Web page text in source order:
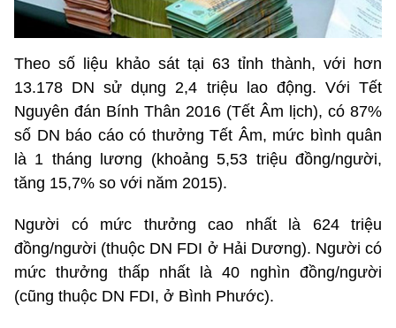
Theo số liệu khảo sát tại 63 tỉnh thành, với hơn
13.178 DN sử dụng 2,4 triệu lao động. Với Tết
Nguyên đán Bính Thân 2016 (Tết Âm lịch), có 87%
số DN báo cáo có thưởng Tết Âm, mức bình quân
là 1 tháng lương (khoảng 5,53 triệu đồng/người,
tăng 15,7% so với năm 2015).
Người có mức thưởng cao nhất là 624 triệu
đồng/người (thuộc DN FDI ở Hải Dương). Người có
mức thưởng thấp nhất là 40 nghìn đồng/người
(cũng thuộc DN FDI, ở Bình Phước).